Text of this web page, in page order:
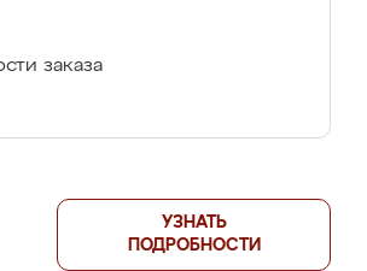
заказа
УЗНАТЬ
ПОДРОБНОСТИ